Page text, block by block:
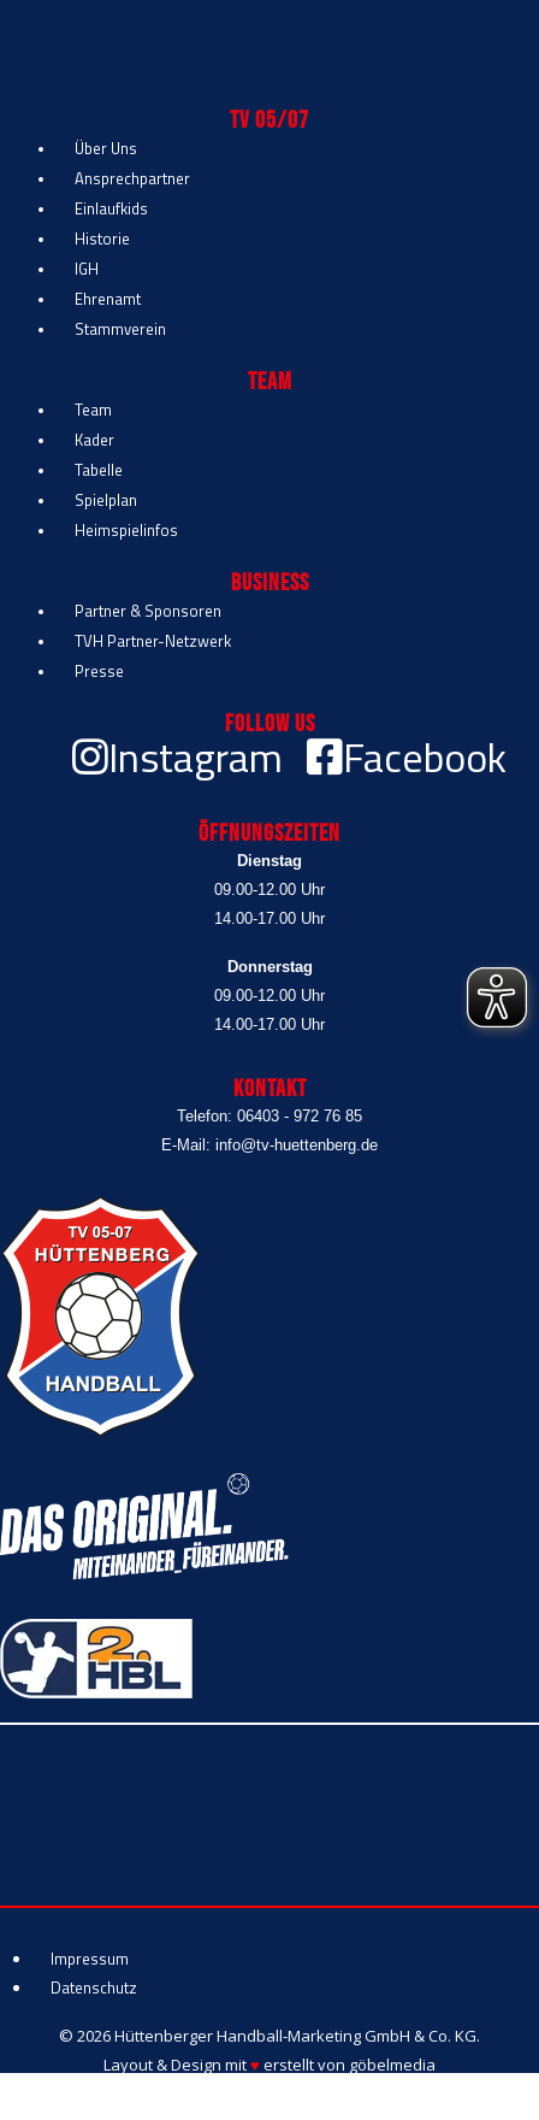
TV 05/07
Über Uns
Ansprechpartner
Einlaufkids
Historie
IGH
Ehrenamt
Stammverein
Team
Team
Kader
Tabelle
Spielplan
Heimspielinfos
Business
Partner & Sponsoren
TVH Partner-Netzwerk
Presse
Follow Us
Instagram Facebook
Öffnungszeiten
Dienstag
09.00-12.00 Uhr
14.00-17.00 Uhr
Donnerstag
09.00-12.00 Uhr
14.00-17.00 Uhr
Kontakt
Telefon: 06403 - 972 76 85
E-Mail: info@tv-huettenberg.de
Impressum
Datenschutz
© 2026 Hüttenberger Handball-Marketing GmbH & Co. KG.
Layout & Design mit♥ erstellt von göbelmedia